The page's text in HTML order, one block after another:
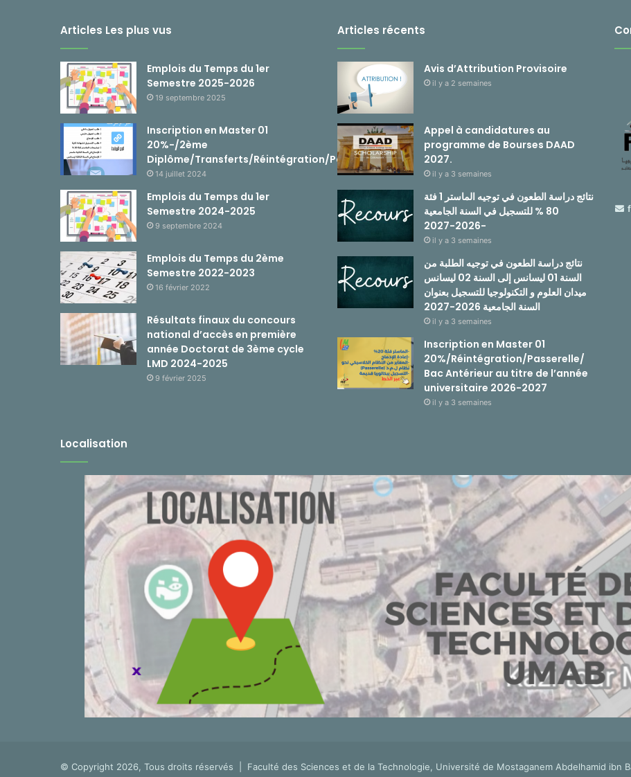
Articles Les plus vus
Emplois du Temps du 1er
Semestre 2025-2026
19 septembre 2025
Inscription en Master 01
20%-/2ème
Diplôme/Transferts/Réintégration/Passerelle
14 juillet 2024
Emplois du Temps du 1er
Semestre 2024-2025
9 septembre 2024
Emplois du Temps du 2ème
Semestre 2022-2023
16 février 2022
Résultats finaux du concours
national d’accès en première
année Doctorat de 3ème cycle
LMD 2024-2025
9 février 2025
Articles récents
Avis d’Attribution Provisoire
il y a 2 semaines
Appel à candidatures au
programme de Bourses DAAD
2027.
il y a 3 semaines
نتائج دراسة الطعون في توجيه الماستر 1 فئة
80 % للتسجيل في السنة الجامعية
-2026-2027
il y a 3 semaines
نتائج دراسة الطعون في توجيه الطلبة من
السنة 01 ليسانس إلى السنة 02 ليسانس
ميدان العلوم و التكنولوجيا للتسجيل بعنوان
السنة الجامعية 2026-2027
il y a 3 semaines
Inscription en Master 01
20%/Réintégration/Passerelle/
Bac Antérieur au titre de l’année
universitaire 2026-2027
il y a 3 semaines
Localisation
© Copyright 2026, Tous droits réservés | Faculté des Sciences et de la Technologie, Université de Mostaganem Abdelhamid ibn